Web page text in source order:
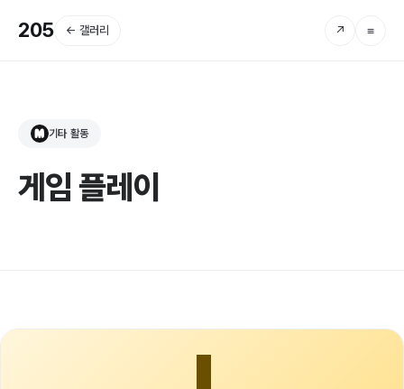
205 ← 갤러리 ↗ ≡
M 기타 활동
게임 플레이